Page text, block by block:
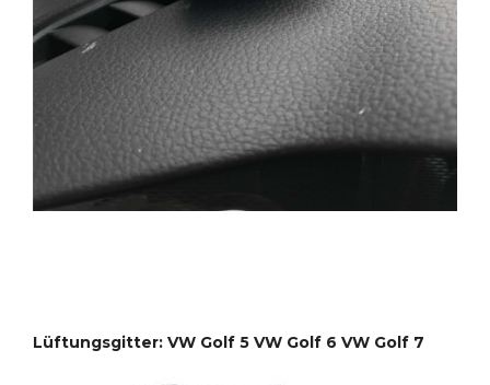
Lüftungsgitter: VW Golf 5 VW Golf 6 VW Golf 7